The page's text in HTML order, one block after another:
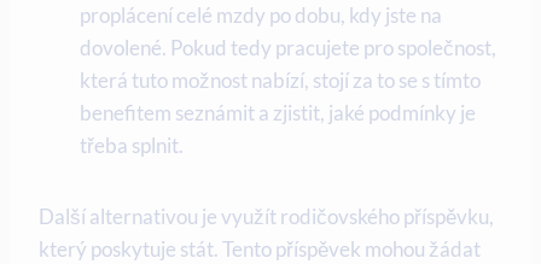
⁤proplácení celé⁣ mzdy po ‍dobu, kdy jste na
dovolené. Pokud tedy pracujete pro společnost,
která tuto možnost nabízí, stojí za to⁤ se s tímto
benefitem⁤ seznámit a zjistit, jaké podmínky je
třeba splnit.
Další alternativou je využít rodičovského příspěvku,
který poskytuje stát. Tento příspěvek mohou žádat